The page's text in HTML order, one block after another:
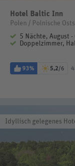
Hotel Baltic Inn
Polen / Polnische
5 Nächte, August
Doppelzimmer,
93% 5,2/6
Idyllisch gelegenes